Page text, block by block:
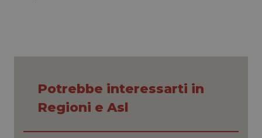
Umbria
Oftalmologia
Potrebbe interessarti in
Regioni e Asl